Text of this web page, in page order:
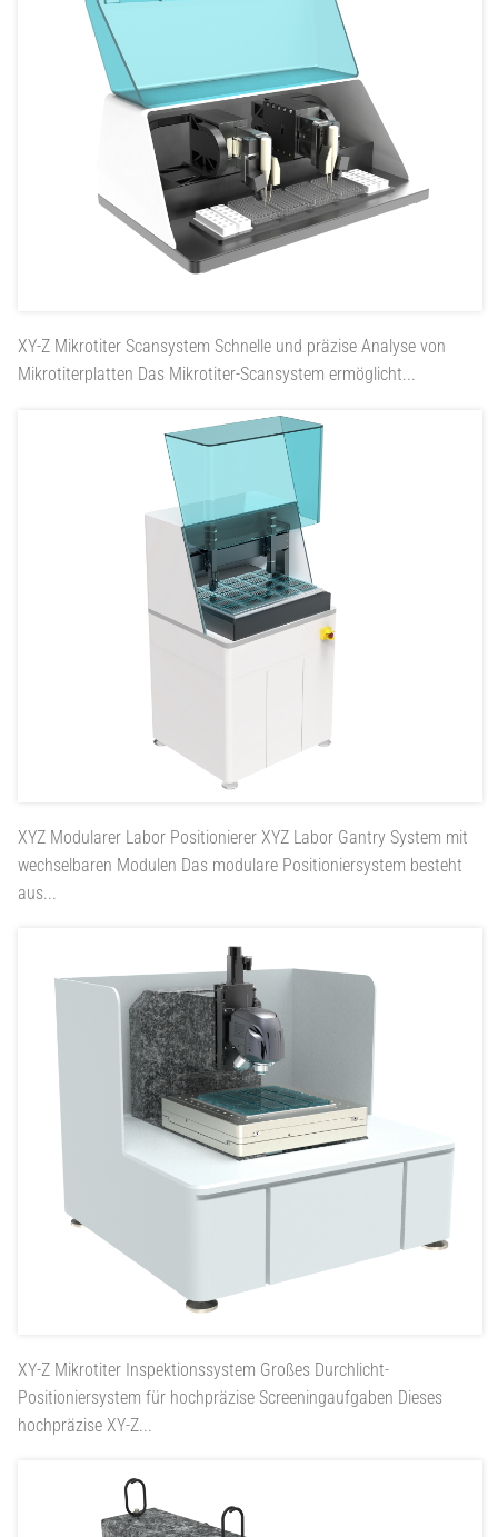
XY-Z Mikrotiter Scansystem Schnelle und präzise Analyse von
Mikrotiterplatten Das Mikrotiter-Scansystem ermöglicht...
XYZ Modularer Labor Positionierer XYZ Labor Gantry System mit
wechselbaren Modulen Das modulare Positioniersystem besteht
aus...
XY-Z Mikrotiter Inspektionssystem Großes Durchlicht-
Positioniersystem für hochpräzise Screeningaufgaben Dieses
hochpräzise XY-Z...